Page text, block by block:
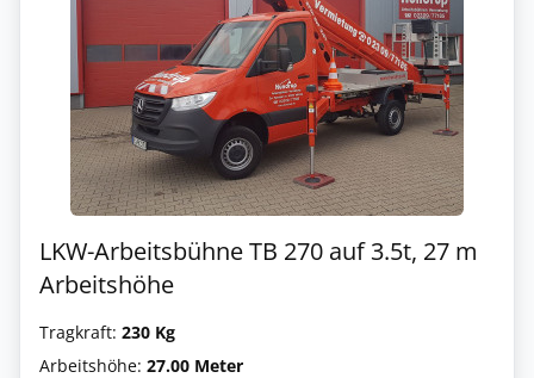
LKW-Arbeitsbühne TB 270 auf 3.5t, 27 m
Arbeitshöhe
Tragkraft: 230 Kg
Arbeitshöhe: 27.00 Meter